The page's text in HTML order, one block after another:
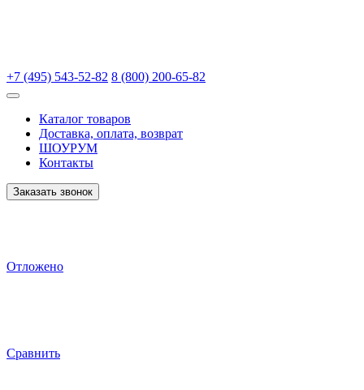
+7 (495) 543-52-82 8 (800) 200-65-82
Каталог товаров
Доставка, оплата, возврат
ШОУРУМ
Контакты
Заказать звонок
Отложено
Сравнить